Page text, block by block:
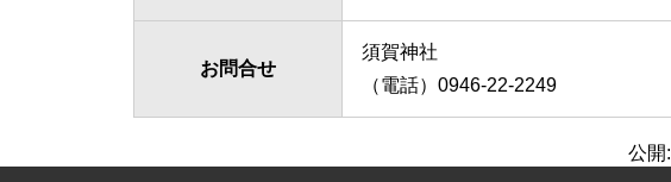
お問合せ
須賀神社
（電話）0946-22-2249
公開: